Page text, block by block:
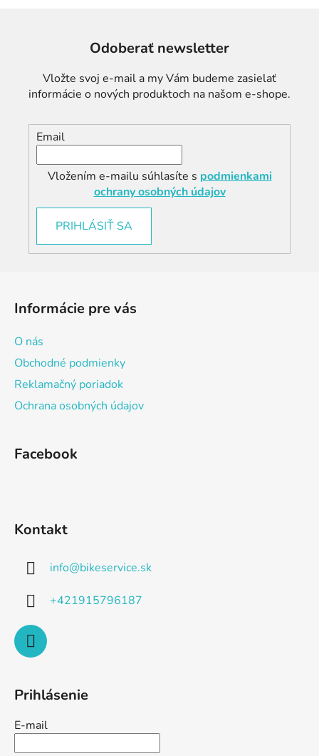
Odoberať newsletter
Vložte svoj e-mail a my Vám budeme zasielať
informácie o nových produktoch na našom e-shope.
Email
Vložením e-mailu súhlasíte s podmienkami
ochrany osobných údajov
PRIHLÁSIŤ SA
Informácie pre vás
O nás
Obchodné podmienky
Reklamačný poriadok
Ochrana osobných údajov
Facebook
Kontakt
info@bikeservice.sk
+421915796187
Prihlásenie
E-mail